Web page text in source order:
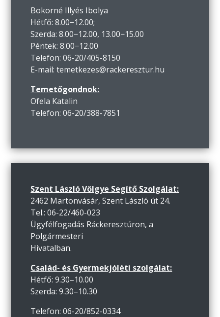
Bokorné Illyés Ibolya
Hétfő: 8.00−12.00;
Szerda: 8.00−12.00, 13.00−15.00
Péntek: 8.00−12.00
Telefon: 06-20/405-8150
E-mail: temetkezes@rackeresztur.hu
Temetőgondnok:
Ofela Katalin
Telefon: 06-20/388-7851
Szent László Völgye Segítő Szolgálat:
2462 Martonvásár, Szent László út 24.
Tel.: 06-22/460-023
Ügyfélfogadás Ráckeresztúron, a
Polgármesteri
Hivatalban.
Család- és Gyermekjóléti szolgálat:
Hétfő: 9.30–10.00
Szerda: 9.30–10.30
Telefon: 06-20/852-0334